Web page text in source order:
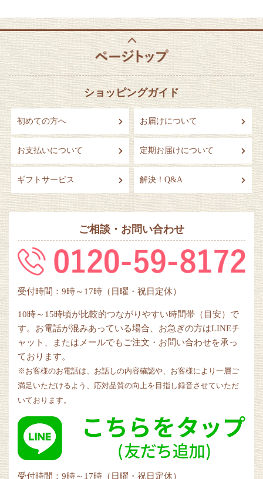
ショッピングガイド
初めての方へ お届けについて
お支払いについて 定期お届けについて
ギフトサービス 解決！Q&A
ご相談・お問い合わせ
受付時間：9時～17時（日曜・祝日定休）
10時～15時頃が比較的つながりやすい時間帯（目安）で
す。お電話が混みあっている場合、お急ぎの方はLINEチ
ャット、またはメールでもご注文・お問い合わせを承っ
ております。
※お客様のお電話は、お話しの内容確認や、お客様により一層ご
満足いただけるよう、応対品質の向上を目指し録音させていただ
いております。
受付時間：9時～17時（日曜・祝日定休）